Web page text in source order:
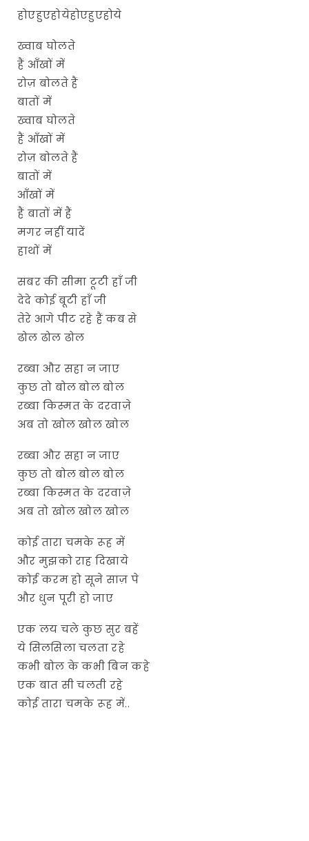
होएहुएहोयेहोएहुएहोये
ख्वाब घोलते
हैं आँखों में
रोज़ बोलते हैं
बातों में
ख्वाब घोलते
हैं आँखों में
रोज़ बोलते हैं
बातों में
आँखों में
हैं बातों में हैं
मगर नहीं यादें
हाथों में
सबर की सीमा टूटी हाँ जी
देदे कोई बूटी हाँ जी
तेरे आगे पीट रहे हैं कब से
ढोल ढोल ढोल
रब्बा और सहा न जाए
कुछ तो बोल बोल बोल
रब्बा किस्मत के दरवाज़े
अब तो खोल खोल खोल
रब्बा और सहा न जाए
कुछ तो बोल बोल बोल
रब्बा किस्मत के दरवाज़े
अब तो खोल खोल खोल
कोई तारा चमके रूह में
और मुझको राह दिखाये
कोई करम हो सूने साज़ पे
और धुन पूरी हो जाए
एक लय चले कुछ सुर बहें
ये सिलसिला चलता रहे
कभी बोल के कभी बिन कहे
एक बात सी चलती रहे
कोई तारा चमके रूह में..